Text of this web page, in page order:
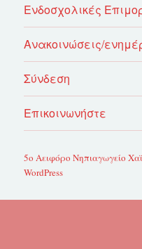
Ενδοσχολικές
Ανακοινώσεις/
Σύνδεση
Επικοινωνήστε
5ο Αειφόρο Νηπιαγωγείο
WordPress